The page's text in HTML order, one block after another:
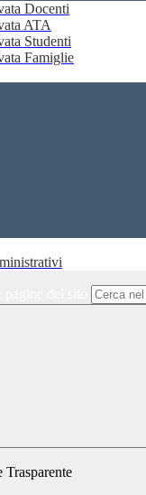
Docenti
ATA
Studenti
Famiglie